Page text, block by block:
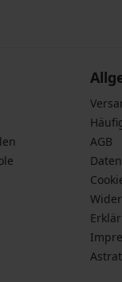
AGB